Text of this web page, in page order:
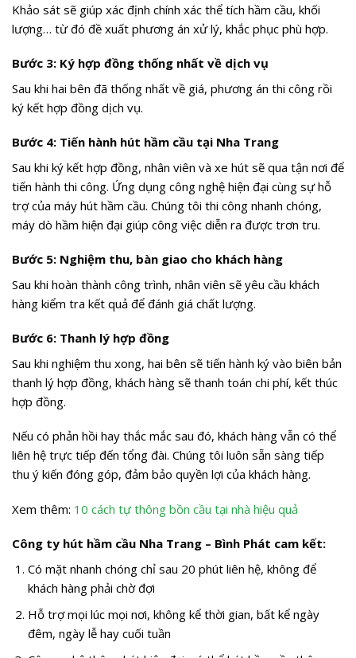
Khảo sát sẽ giúp xác định chính xác thể tích hầm cầu, khối
lượng… từ đó đề xuất phương án xử lý, khắc phục phù hợp.
Bước 3: Ký hợp đồng thống nhất về dịch vụ
Sau khi hai bên đã thống nhất về giá, phương án thi công rồi
ký kết hợp đồng dịch vụ.
Bước 4: Tiến hành hút hầm cầu tại Nha Trang
Sau khi ký kết hợp đồng, nhân viên và xe hút sẽ qua tận nơi để
tiến hành thi công. Ứng dụng công nghệ hiện đại cùng sự hỗ
trợ của máy hút hầm cầu. Chúng tôi thi công nhanh chóng,
máy dò hầm hiện đại giúp công việc diễn ra được trơn tru.
Bước 5: Nghiệm thu, bàn giao cho khách hàng
Sau khi hoàn thành công trình, nhân viên sẽ yêu cầu khách
hàng kiểm tra kết quả để đánh giá chất lượng.
Bước 6: Thanh lý hợp đồng
Sau khi nghiệm thu xong, hai bên sẽ tiến hành ký vào biên bản
thanh lý hợp đồng, khách hàng sẽ thanh toán chi phí, kết thúc
hợp đồng.
Nếu có phản hồi hay thắc mắc sau đó, khách hàng vẫn có thể
liên hệ trực tiếp đến tổng đài. Chúng tôi luôn sẵn sàng tiếp
thu ý kiến đóng góp, đảm bảo quyền lợi của khách hàng.
Xem thêm: 10 cách tự thông bồn cầu tại nhà hiệu quả
Công ty hút hầm cầu Nha Trang – Bình Phát cam kết:
Có mặt nhanh chóng chỉ sau 20 phút liên hệ, không để
khách hàng phải chờ đợi
Hỗ trợ mọi lúc mọi nơi, không kể thời gian, bất kể ngày
đêm, ngày lễ hay cuối tuần